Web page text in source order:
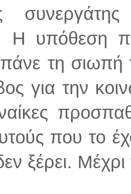
Η υπόθεση
τη σιωπή
για την
που το
ξέρει.